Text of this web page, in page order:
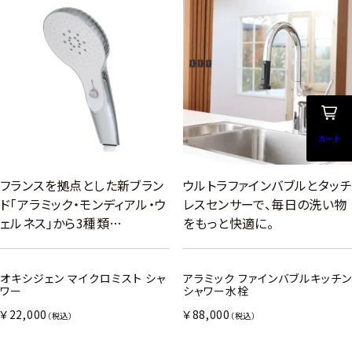
フランスを拠点とした新ブラン
ド「アラミック・モンディアル・ウ
ェルネス」から3種類…
オキシジェン マイクロミスト シャ
ワー
￥22,000 （税込）
ウルトラファインバブルとタッチ
レスセンサーで、毎日の洗い物
をもっと快適に。
アラミック ファインバブルキッチン
シャワー水栓
￥88,000 （税込）
カート